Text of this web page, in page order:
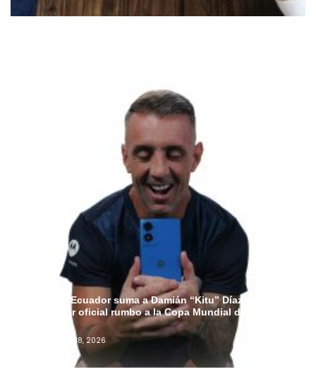
Motorola Ecuador suma a Damián “Kitu” Díaz como
embajador oficial rumbo a la Copa Mundial de la FIFA
Junio 18, 2026